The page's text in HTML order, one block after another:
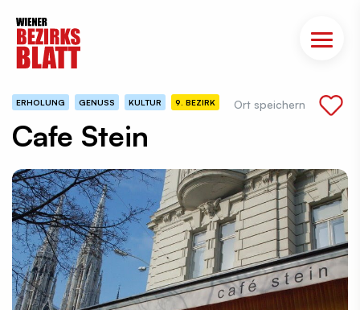
Ort speichern
ERHOLUNG GENUSS KULTUR 9. BEZIRK
Cafe Stein